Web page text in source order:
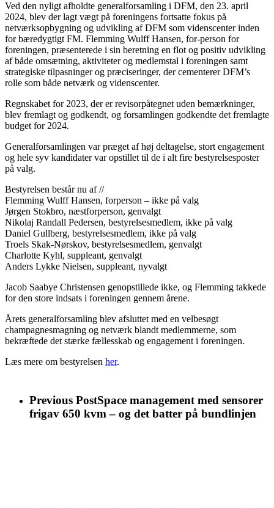
Ved den nyligt afholdte generalforsamling i DFM, den 23. april
2024, blev der lagt vægt på foreningens fortsatte fokus på
netværksopbygning og udvikling af DFM som videnscenter inden
for bæredygtigt FM. Flemming Wulff Hansen, for-person for
foreningen, præsenterede i sin beretning en flot og positiv udvikling
af både omsætning, aktiviteter og medlemstal i foreningen samt
strategiske tilpasninger og præciseringer, der cementerer DFM’s
rolle som både netværk og videnscenter.
Regnskabet for 2023, der er revisorpåtegnet uden bemærkninger,
blev fremlagt og godkendt, og forsamlingen godkendte det fremlagte
budget for 2024.
Generalforsamlingen var præget af høj deltagelse, stort engagement
og hele syv kandidater var opstillet til de i alt fire bestyrelsesposter
på valg.
Bestyrelsen består nu af //
Flemming Wulff Hansen, forperson – ikke på valg
Jørgen Stokbro, næstforperson, genvalgt
Nikolaj Randall Pedersen, bestyrelsesmedlem, ikke på valg
Daniel Gullberg, bestyrelsesmedlem, ikke på valg
Troels Skak-Nørskov, bestyrelsesmedlem, genvalgt
Charlotte Kyhl, suppleant, genvalgt
Anders Lykke Nielsen, suppleant, nyvalgt
Jacob Saabye Christensen genopstillede ikke, og Flemming takkede
for den store indsats i foreningen gennem årene.
Årets generalforsamling blev afsluttet med en velbesøgt
champagnesmagning og netværk blandt medlemmerne, som
bekræftede det stærke fællesskab og engagement i foreningen.
Læs mere om bestyrelsen her.
Previous PostSpace management med sensorer
frigav 650 kvm – og det batter på bundlinjen